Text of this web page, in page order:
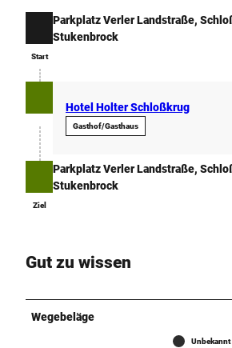
Start
Start
Parkplatz Verler Landstraße,
Stukenbrock
Hotel Holter Schloßkrug
Gasthof/Gasthaus
Ziel
Ziel
Parkplatz Verler Landstraße,
Stukenbrock
Gut zu wissen
Wegebeläge
Unbekannt